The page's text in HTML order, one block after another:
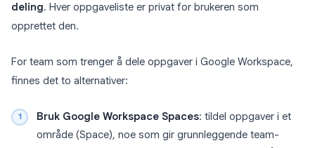
deling. Hver oppgaveliste er privat for brukeren som
opprettet den.
For team som trenger å dele oppgaver i Google Workspace,
finnes det to alternativer:
Bruk Google Workspace Spaces: tildel oppgaver i et
område (Space), noe som gir grunnleggende team-